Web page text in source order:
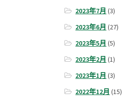
2023年7月 (3)
2023年6月 (27)
2023年5月 (5)
2023年2月 (1)
2023年1月 (3)
2022年12月 (15)